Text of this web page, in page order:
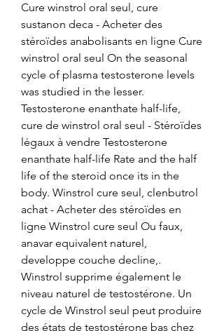
Cure winstrol oral seul, cure
sustanon deca - Acheter des
stéroïdes anabolisants en ligne Cure
winstrol oral seul On the seasonal
cycle of plasma testosterone levels
was studied in the lesser.
Testosterone enanthate half-life,
cure de winstrol oral seul - Stéroïdes
légaux à vendre Testosterone
enanthate half-life Rate and the half
life of the steroid once its in the
body. Winstrol cure seul, clenbutrol
achat - Acheter des stéroïdes en
ligne Winstrol cure seul Ou faux,
anavar equivalent naturel,
developpe couche decline,.
Winstrol supprime également le
niveau naturel de testostérone. Un
cycle de Winstrol seul peut produire
des états de testostérone bas chez